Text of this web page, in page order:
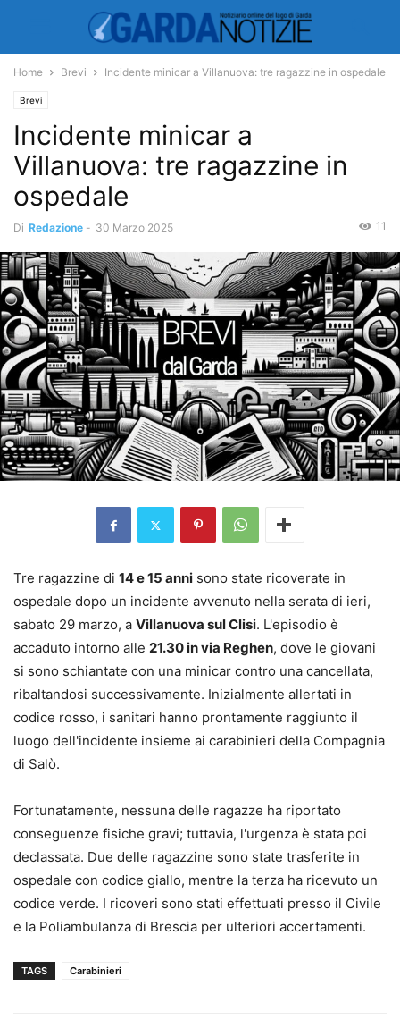
Home Brevi Incidente minicar a Villanuova: tre ragazzine in ospedale
Brevi
Incidente minicar a
Villanuova: tre ragazzine in
ospedale
Di Redazione - 30 Marzo 2025 11
Tre ragazzine di 14 e 15 anni sono state ricoverate in
ospedale dopo un incidente avvenuto nella serata di ieri,
sabato 29 marzo, a Villanuova sul Clisi. L'episodio è
accaduto intorno alle 21.30 in via Reghen, dove le giovani
si sono schiantate con una minicar contro una cancellata,
ribaltandosi successivamente. Inizialmente allertati in
codice rosso, i sanitari hanno prontamente raggiunto il
luogo dell'incidente insieme ai carabinieri della Compagnia
di Salò.
Fortunatamente, nessuna delle ragazze ha riportato
conseguenze fisiche gravi; tuttavia, l'urgenza è stata poi
declassata. Due delle ragazzine sono state trasferite in
ospedale con codice giallo, mentre la terza ha ricevuto un
codice verde. I ricoveri sono stati effettuati presso il Civile
e la Poliambulanza di Brescia per ulteriori accertamenti.
TAGS Carabinieri